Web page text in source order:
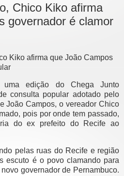
Chico Kiko afirma
governador é clamor
edição do Chega Junto
consulta popular adotado pelo
João Campos, o vereador Chico
pois por onde tem passado,
do ex prefeito do Recife ao
pelas ruas do Recife e região
escuto é o povo clamando para
governador de Pernambuco.